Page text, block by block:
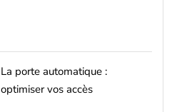
La porte automatique :
optimiser vos accès